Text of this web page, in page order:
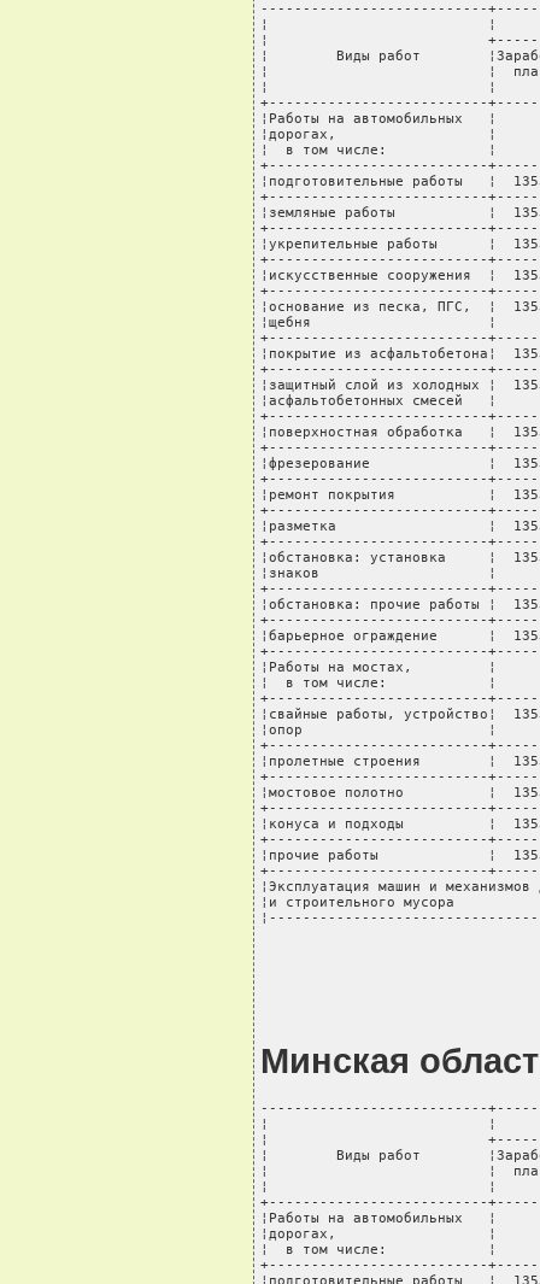
---------------------------
¦                          ¦
¦
¦        Виды работ
¦                          ¦  плата
¦                          ¦
+--------------------------
¦Работы на
¦дорогах,
¦  в том числе:
+--------------------------
¦подготовительные работы   ¦
+--------------------------
¦земляные работы           ¦
+--------------------------
¦укрепительные работы      ¦
+--------------------------
¦искусственные сооружения  ¦
+--------------------------
¦основание из песка, ПГС,  ¦
¦щебня                     ¦
+--------------------------
¦покрытие из асфальтобетона¦
+--------------------------
¦защитный слой из холодных ¦
¦асфальтобетонных
+--------------------------
¦поверхностная обработка   ¦
+--------------------------
¦фрезерование              ¦
+--------------------------
¦ремонт покрытия           ¦
+--------------------------
¦разметка                  ¦
+--------------------------
¦обстановка: установка     ¦
¦знаков                    ¦
+--------------------------
¦обстановка: прочие работы ¦
+--------------------------
¦барьерное ограждение      ¦
+--------------------------
¦Работы на мостах,
¦  в том числе:
+--------------------------
¦свайные работы, устройство¦
¦опор                      ¦
+--------------------------
¦пролетные строения        ¦
+--------------------------
¦мостовое полотно          ¦
+--------------------------
¦конуса и подходы          ¦
+--------------------------
¦прочие работы             ¦
+--------------------------
¦Эксплуатация машин и
¦и строительного
Минская
---------------------------
¦                          ¦
¦
¦        Виды работ
¦                          ¦  плата
¦                          ¦
+--------------------------
¦Работы на
¦дорогах,
¦  в том числе:
+--------------------------